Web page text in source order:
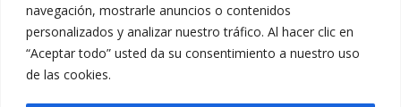
navegación, mostrarle anuncios o contenidos
personalizados y analizar nuestro tráfico. Al hacer clic en
“Aceptar todo” usted da su consentimiento a nuestro uso
de las cookies.
968 25 01 20
C/ Huerto de las bombas nº6. 30009 Murcia